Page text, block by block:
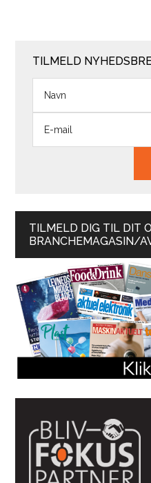
TILMELD
TILMELD DIG TIL DIT
BRANCHEMAGASIN/